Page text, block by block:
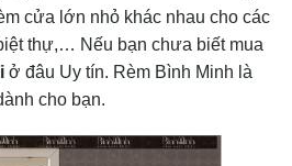
cửa lớn nhỏ khác nhau cho các
thự,… Nếu bạn chưa biết mua
ở đâu Uy tín. Rèm Bình Minh là
cho bạn.